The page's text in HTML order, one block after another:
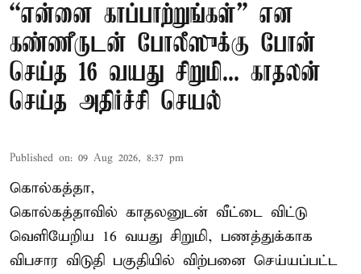
“என்னை காப்பாற்றுங்கள்” என
கண்ணீருடன் போலீஸுக்கு போன்
செய்த 16 வயது சிறுமி... காதலன்
செய்த அதிர்ச்சி செயல்
Published on: 09 Aug 2026, 8:37 pm
கொல்கத்தா,
கொல்கத்தாவில் காதலனுடன் வீட்டை விட்டு
வெளியேறிய 16 வயது சிறுமி, பணத்துக்காக
விபசார விடுதி பகுதியில் விற்பனை செய்யப்பட்ட